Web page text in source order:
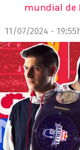
mundial de
11/07/2024 -